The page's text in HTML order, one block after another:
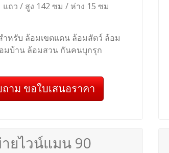
แถว / สูง 142 ซม / ห่าง 15 ซม
ำหรับ ล้อมเขตแดน ล้อมสัตว์ ล้อม
มบ้าน ล้อมสวน กันคนบุกรุก
าม ขอใบเสนอราคา
ยไวน์แมน 90